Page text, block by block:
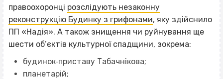
правоохоронці розслідують незаконну
реконструкцію Будинку з грифонами, яку здійснило
ПП «Надія». А також знищення чи руйнування ще
шести об’єктів культурної спадщини, зокрема:
будинок‐приставу Табачнікова;
планетарій;